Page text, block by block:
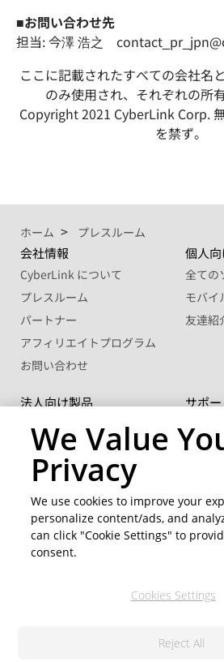
■お問い合わせ先
担当: 今澤 浩之
ここに記載されたすべての会社名
のみ使用され、それぞれの所
Copyright 2021 CyberLink Corp.
を禁ず。
ホーム プレスルーム
会社情報
CyberLink について
プレスルーム
パートナー
アフィリエイトプログラム
お問い合わせ
個人
全ての
モバイ
友達紹
法人向け製品
ボリュームライセンス
学生・教職員向け優待販売
サポー
ソフト
コミュニティー
CyberLink メンバーサイト
ブログ
公式ソーシャルメディア
地
© 2026 CyberLink Corp. 無断複写・複製・
We Value
Privacy
We use cookies to improve your
personalize content/ads, and
can click "Cookie Settings" to
consent.
Cookies Settings
Reject All